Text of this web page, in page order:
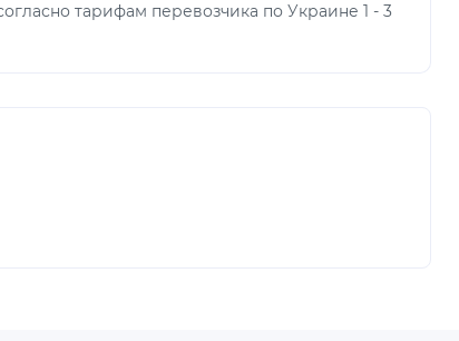
тарифам перевозчика по Украине 1 - 3